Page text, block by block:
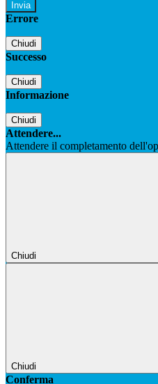
Errore
Chiudi
Successo
Chiudi
Informazione
Chiudi
Attendere...
Attendere il completamento
Chiudi
Chiudi
Conferma